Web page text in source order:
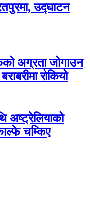
उद्घाटन
अग्रता जोगाउन
रोकियो
अष्ट्रेलियाको
चम्किए